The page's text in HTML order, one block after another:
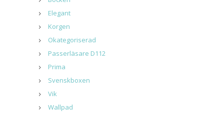
Elegant
Korgen
Okategoriserad
Passerläsare D112
Prima
Svenskboxen
Vik
Wallpad